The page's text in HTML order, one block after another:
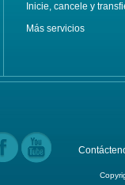
Inicie, cancele y
Más servicios